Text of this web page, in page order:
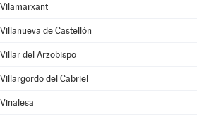
Vilamarxant
Villanueva de Castellón
Villar del Arzobispo
Villargordo del Cabriel
Vinalesa